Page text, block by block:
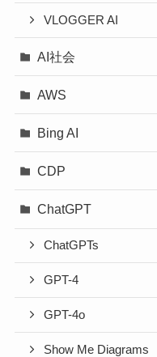
VLOGGER AI
AI社会
AWS
Bing AI
CDP
ChatGPT
ChatGPTs
GPT-4
GPT-4o
Show Me Diagrams